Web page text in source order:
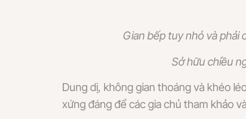
Gian bếp tuy nhỏ và phải
Sở hữu chiều
Dung dị, không gian thoáng và khéo
xứng đáng để các gia chủ tham khảo